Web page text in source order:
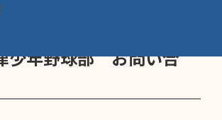
少年野球部 お問い合